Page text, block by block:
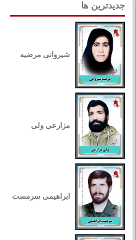
جدیدترین ها
شیروانی مرضیه
مزارعی ولی
ابراهیمی سرمست